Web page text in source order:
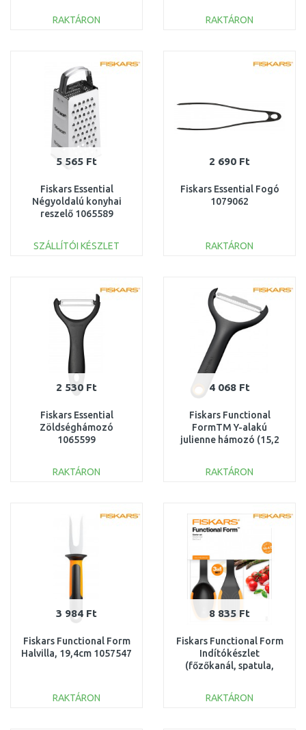
RAKTÁRON
Összehasonlítás
RAKTÁRON
Összehasonlítás
5 565 Ft
Fiskars Essential
Négyoldalú konyhai
reszelő 1065589
SZÁLLÍTÓI KÉSZLET
Összehasonlítás
2 690 Ft
Fiskars Essential Fogó
1079062
RAKTÁRON
Összehasonlítás
2 530 Ft
Fiskars Essential
Zöldséghámozó
1065599
RAKTÁRON
Összehasonlítás
4 068 Ft
Fiskars Functional
FormTM Y-alakú
julienne hámozó (15,2
RAKTÁRON
Összehasonlítás
3 984 Ft
Fiskars Functional Form
Halvilla, 19,4cm 1057547
RAKTÁRON
8 835 Ft
Fiskars Functional Form
Indítókészlet
(főzőkanál, spatula,
RAKTÁRON